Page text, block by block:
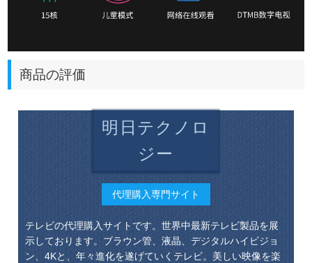
商品の評価
明日テクノロ
ジー
代理購入専門サイト
テレビの代理購入サイトです。世界中最新テレビ製品を展
示しております。ブラウン管、液晶、デジタルハイビジョ
ン、4Kと、年々進化を遂げていくテレビ。美しい映像を楽